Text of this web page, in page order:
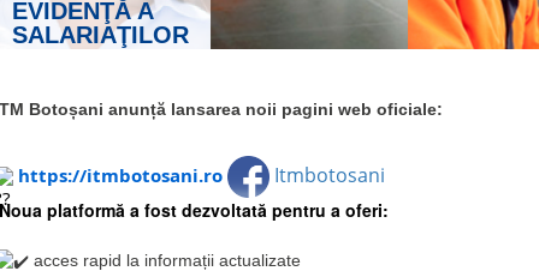
REGISTRUL
SALARIAŢILOR
RELAŢII DE MUNCĂ
vezi mai mult
Botoșani anunță lansarea noii pagini web oficiale:
https://itmbotosani.ro Itmbotosani
Noua platformă a fost dezvoltată pentru a oferi:
acces rapid la informații actualizate